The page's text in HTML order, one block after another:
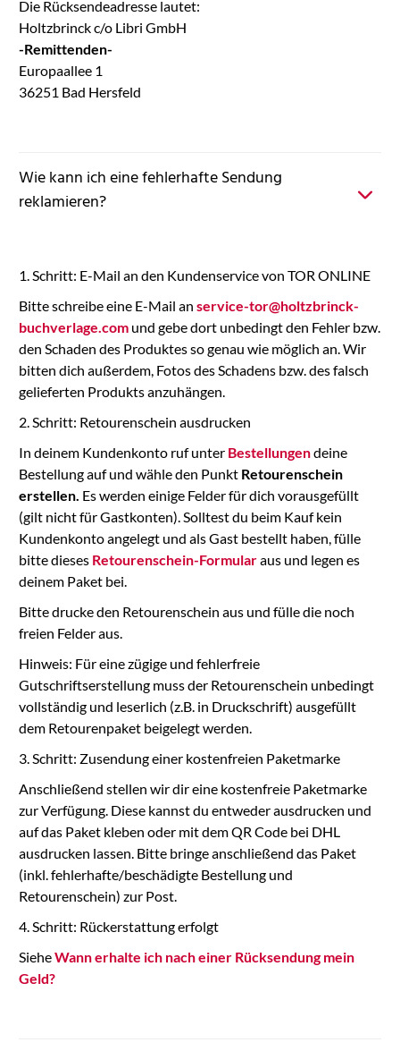
Die Rücksendeadresse lautet:
Holtzbrinck c/o Libri GmbH
-Remittenden-
Europaallee 1
36251 Bad Hersfeld
Wie kann ich eine fehlerhafte Sendung
reklamieren?
1. Schritt: E-Mail an den Kundenservice von TOR ONLINE
Bitte schreibe eine E-Mail an service-tor@holtzbrinck-
buchverlage.comund gebe dort unbedingt den Fehler bzw.
den Schaden des Produktes so genau wie möglich an. Wir
bitten dich außerdem, Fotos des Schadens bzw. des falsch
gelieferten Produkts anzuhängen.
2. Schritt: Retourenschein ausdrucken
In deinem Kundenkonto ruf unter Bestellungendeine
Bestellung auf und wähle den Punkt Retourenschein
erstellen. Es werden einige Felder für dich vorausgefüllt
(gilt nicht für Gastkonten). Solltest du beim Kauf kein
Kundenkonto angelegt und als Gast bestellt haben, fülle
bitte dieses Retourenschein-Formularaus und legen es
deinem Paket bei.
Bitte drucke den Retourenschein aus und fülle die noch
freien Felder aus.
Hinweis: Für eine zügige und fehlerfreie
Gutschriftserstellung muss der Retourenschein unbedingt
vollständig und leserlich (z.B. in Druckschrift) ausgefüllt
dem Retourenpaket beigelegt werden.
3. Schritt: Zusendung einer kostenfreien Paketmarke
Anschließend stellen wir dir eine kostenfreie Paketmarke
zur Verfügung. Diese kannst du entweder ausdrucken und
auf das Paket kleben oder mit dem QR Code bei DHL
ausdrucken lassen. Bitte bringe anschließend das Paket
(inkl. fehlerhafte/beschädigte Bestellung und
Retourenschein) zur Post.
4. Schritt: Rückerstattung erfolgt
SieheWann erhalte ich nach einer Rücksendung mein
Geld?